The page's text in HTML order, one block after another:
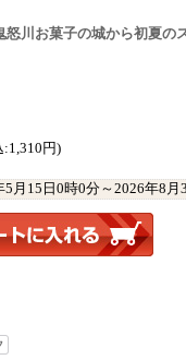
川お菓子の城から初夏の
:1,310円)
5月15日0時0分～2026年8月